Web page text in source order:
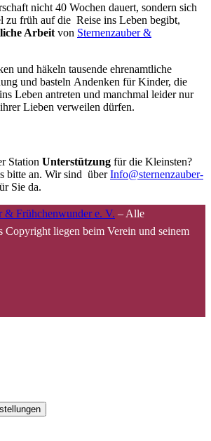
nicht 40 Wochen dauert, sondern sich
zu früh auf die Reise ins Leben begibt,
Arbeit von Sternenzauber &
und häkeln tausende ehrenamtliche
und basteln Andenken für Kinder, die
Leben antreten und manchmal leider nur
Lieben verweilen dürfen.
Station Unterstützung für die Kleinsten?
bitte an. Wir sind überInfo@sternenzauber-
Sie da.
& Frühchenwunder e. V. – Alle
Copyright liegen beim Verein und seinem